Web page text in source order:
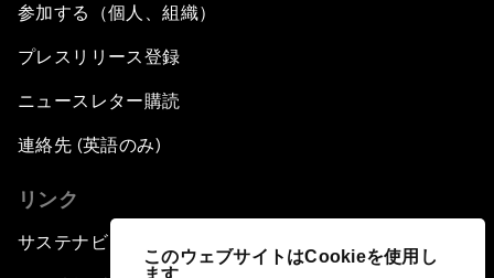
このウェブサイトはCookieを使用し
ます
参加する（個人、組織）
プレスリリース登録
ニュースレター購読
連絡先 (英語のみ)
リンク
サステナビリティへの取り組み